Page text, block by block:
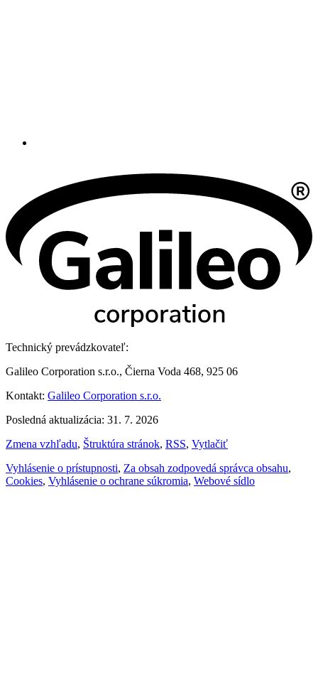
Technický prevádzkovateľ:
Galileo Corporation s.r.o., Čierna Voda 468, 925 06
Kontakt: Galileo Corporation s.r.o.
Posledná aktualizácia: 31. 7. 2026
Zmena vzhľadu, Štruktúra stránok, RSS, Vytlačiť
Vyhlásenie o prístupnosti, Za obsah zodpovedá správca obsahu,
Cookies, Vyhlásenie o ochrane súkromia, Webové sídlo